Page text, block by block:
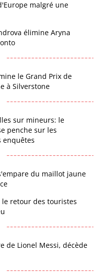
malgré une
élimine Aryna
le Grand Prix de
à Silverstone
sur mineurs: le
penche sur les
enquêtes
du maillot jaune
le retour des touristes
de Lionel Messi, décède